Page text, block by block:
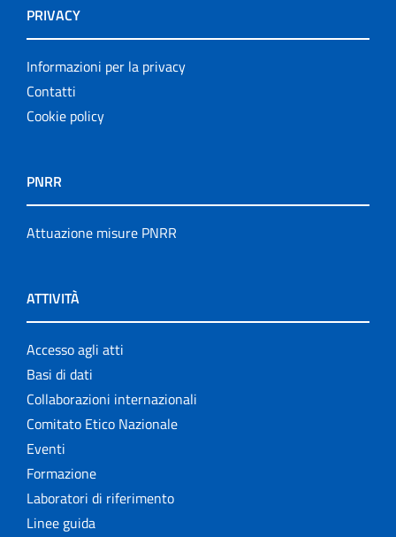
PRIVACY
Informazioni per la privacy
Contatti
Cookie policy
PNRR
Attuazione misure PNRR
ATTIVITÀ
Accesso agli atti
Basi di dati
Collaborazioni internazionali
Comitato Etico Nazionale
Eventi
Formazione
Laboratori di riferimento
Linee guida